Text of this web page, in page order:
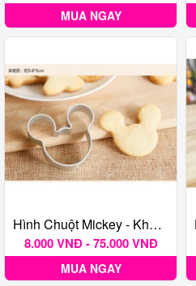
MUA NGAY
Hình Chuột Mickey - Khuôn Nhấn Bánh Quy TQ
8.000 VNĐ - 75.000 VNĐ
MUA NGAY